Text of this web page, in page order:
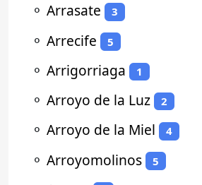
⚬ Arrasate 3
⚬ Arrecife 5
⚬ Arrigorriaga 1
⚬ Arroyo de la Luz 2
⚬ Arroyo de la Miel 4
⚬ Arroyomolinos 5